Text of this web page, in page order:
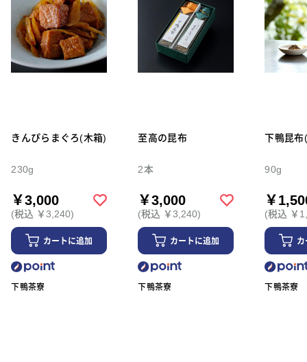
きんぴらまぐろ(木箱)
230g
￥3,000
(税込 ￥3,240)
カートに追加
下鴨茶寮
至高の昆布
2本
￥3,000
(税込 ￥3,240)
カートに追加
下鴨茶寮
下鴨昆布
90g
￥
(税込 ￥
下鴨茶寮